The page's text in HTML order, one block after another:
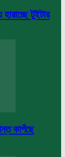
টুইটার
কাপঁছে